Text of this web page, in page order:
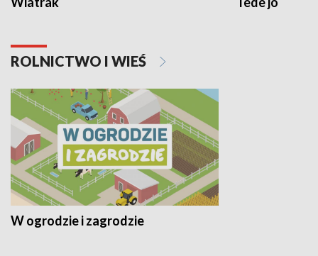
ROLNICTWO I WIEŚ
W ogrodzie i zagrodzie